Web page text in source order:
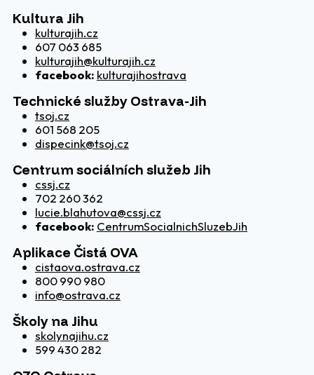
Kultura Jih
kulturajih.cz
607 063 685
kulturajih@kulturajih.cz
facebook: kulturajihostrava
Technické služby Ostrava-Jih
tsoj.cz
601 568 205
dispecink@tsoj.cz
Centrum sociálních služeb Jih
cssj.cz
702 260 362
lucie.blahutova@cssj.cz
facebook: CentrumSocialnichSluzebJih
Aplikace Čistá OVA
cistaova.ostrava.cz
800 990 980
info@ostrava.cz
Školy na Jihu
skolynajihu.cz
599 430 282